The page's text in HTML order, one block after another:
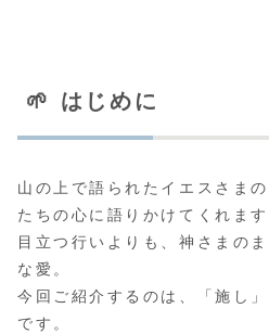
🌱 はじめに
山の上で語られたイエスさま
たちの心に語りかけてくれます
目立つ行いよりも、神さまの
な愛。
今回ご紹介するのは、「施し
です。